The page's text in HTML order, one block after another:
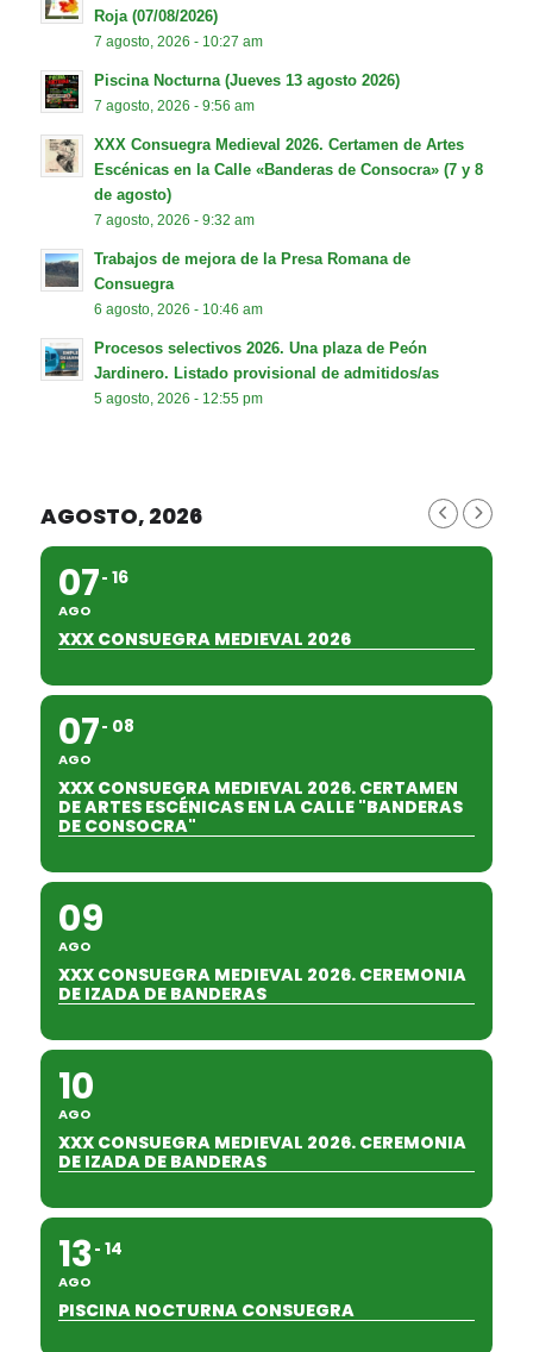
Roja (07/08/2026)
7 agosto, 2026 - 10:27 am
Piscina Nocturna (Jueves 13 agosto 2026)
7 agosto, 2026 - 9:56 am
XXX Consuegra Medieval 2026. Certamen de Artes
Escénicas en la Calle «Banderas de Consocra» (7 y 8
de agosto)
7 agosto, 2026 - 9:32 am
Trabajos de mejora de la Presa Romana de
Consuegra
6 agosto, 2026 - 10:46 am
Procesos selectivos 2026. Una plaza de Peón
Jardinero. Listado provisional de admitidos/as
5 agosto, 2026 - 12:55 pm
AGOSTO, 2026
07
AGO
16
XXX CONSUEGRA MEDIEVAL 2026
07
AGO
08
XXX CONSUEGRA MEDIEVAL 2026. CERTAMEN
DE ARTES ESCÉNICAS EN LA CALLE "BANDERAS
DE CONSOCRA"
09
AGO
XXX CONSUEGRA MEDIEVAL 2026. CEREMONIA
DE IZADA DE BANDERAS
10
AGO
XXX CONSUEGRA MEDIEVAL 2026. CEREMONIA
DE IZADA DE BANDERAS
13
AGO
14
PISCINA NOCTURNA CONSUEGRA